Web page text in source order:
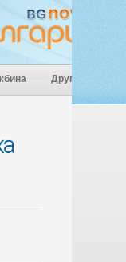
Други